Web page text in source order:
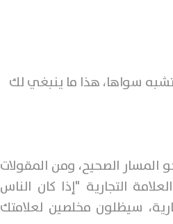
سواها، هذا ما ينبغي لك
المسار الصحيح، ومن المقولات
التجارية "إذا كان الناس
سيظلون مخلصين لعلامتك